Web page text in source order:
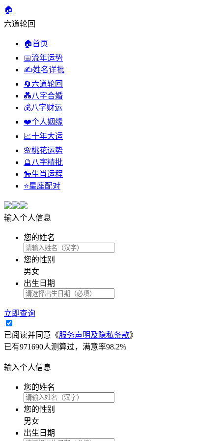
🏠
六道轮回
🏠首页
📅流年运势
✍️姓名详批
🔄六道轮回
💑八字合婚
💰八字财运
❤️个人姻缘
📈十年大运
🌸桃花运势
🔮 八字精批
🐎生肖运程
⭐星座配对
输入个人信息
您的姓名
您的性别
男女
出生日期
立即查询
已阅读并同意 《服务声明及隐私条款》
已有971690人测算过，满意率98.2%
输入个人信息
您的姓名
您的性别
男女
出生日期